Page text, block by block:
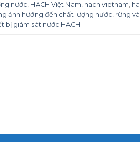
nước, HACH Việt Nam, hach vietnam,
ảnh hưởng đến chất lượng nước, rừng
bị giám sát nước HACH